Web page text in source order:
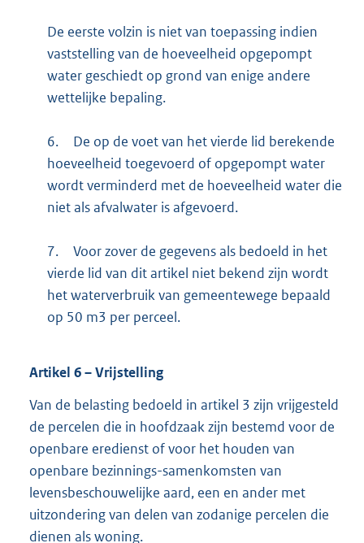
De eerste volzin is niet van toepassing indien
vaststelling van de hoeveelheid opgepompt
water geschiedt op grond van enige andere
wettelijke bepaling.
6.
De op de voet van het vierde lid berekende
hoeveelheid toegevoerd of opgepompt water
wordt verminderd met de hoeveelheid water die
niet als afvalwater is afgevoerd.
7.
Voor zover de gegevens als bedoeld in het
vierde lid van dit artikel niet bekend zijn wordt
het waterverbruik van gemeentewege bepaald
op 50 m3 per perceel.
Artikel 6– Vrijstelling
Van de belasting bedoeld in artikel 3 zijn vrijgesteld
de percelen die in hoofdzaak zijn bestemd voor de
openbare eredienst of voor het houden van
openbare bezinnings-samenkomsten van
levensbeschouwelijke aard, een en ander met
uitzondering van delen van zodanige percelen die
dienen als woning.